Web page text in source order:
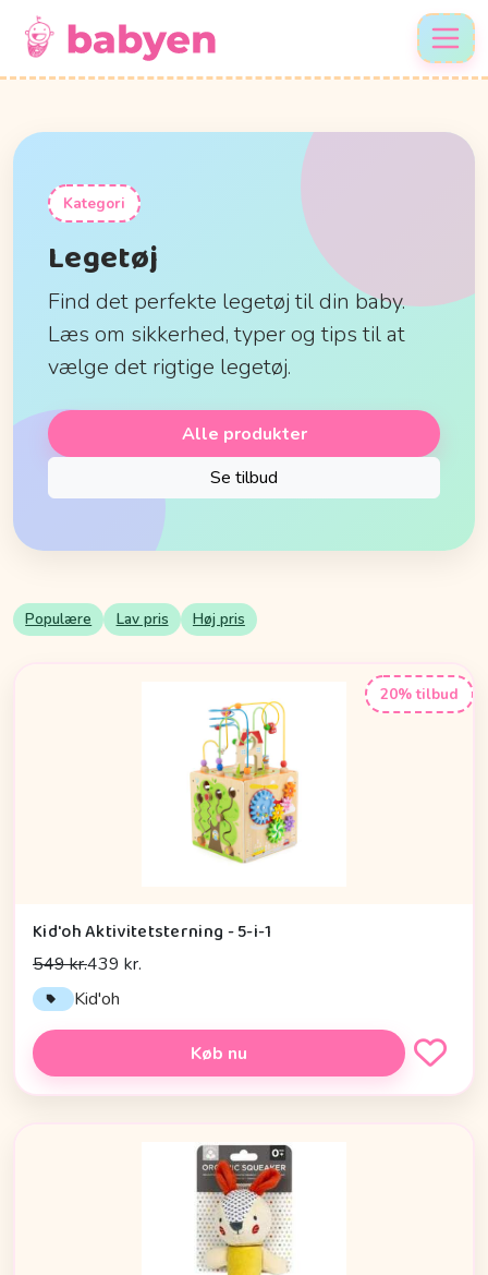
Kategori
Legetøj
Find det perfekte legetøj til din baby.
Læs om sikkerhed, typer og tips til at
vælge det rigtige legetøj.
Alle produkter
Se tilbud
Populære Lav pris Høj pris
20% tilbud
Kid'oh Aktivitetsterning - 5-i-1
549 kr.439 kr.
Kid'oh
Køb nu